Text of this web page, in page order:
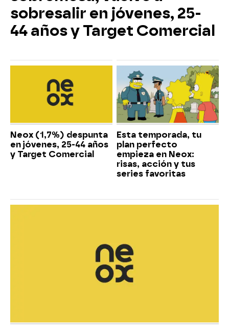
sobresalir en jóvenes, 25-
44 años y Target Comercial
Neox (1,7%) despunta
en jóvenes, 25-44 años
y Target Comercial
Esta temporada, tu
plan perfecto
empieza en Neox:
risas, acción y tus
series favoritas